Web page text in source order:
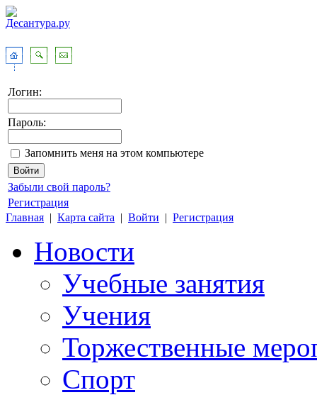
Логин:
Пароль:
Запомнить меня на этом компьютере
Забыли свой пароль?
Регистрация
Главная | Карта сайта | Войти | Регистрация
Новости
Учебные занятия
Учения
Торжественные
Спорт